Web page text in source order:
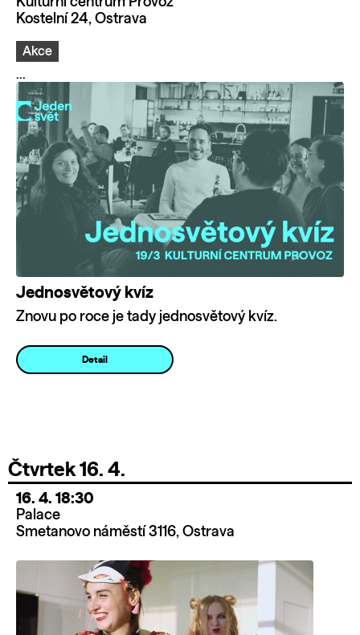
Kostelní 24, Ostrava
Akce
...
Jednosvětový kvíz
Znovu po roce je tady jednosvětový kvíz.
Detail
Čtvrtek 16. 4.
16. 4. 18:30
Palace
Smetanovo náměstí 3116, Ostrava